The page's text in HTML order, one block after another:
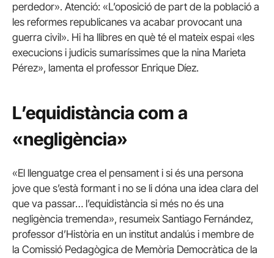
perdedor». Atenció: «L’oposició de part de la població a
les reformes republicanes va acabar provocant una
guerra civil». Hi ha llibres en què té el mateix espai «les
execucions i judicis sumaríssimes que la nina Marieta
Pérez», lamenta el professor Enrique Díez.
L’equidistància com a
«negligència»
«El llenguatge crea el pensament i si és una persona
jove que s’està formant i no se li dóna una idea clara del
que va passar… l’equidistància si més no és una
negligència tremenda», resumeix Santiago Fernández,
professor d’Història en un institut andalús i membre de
la Comissió Pedagògica de Memòria Democràtica de la